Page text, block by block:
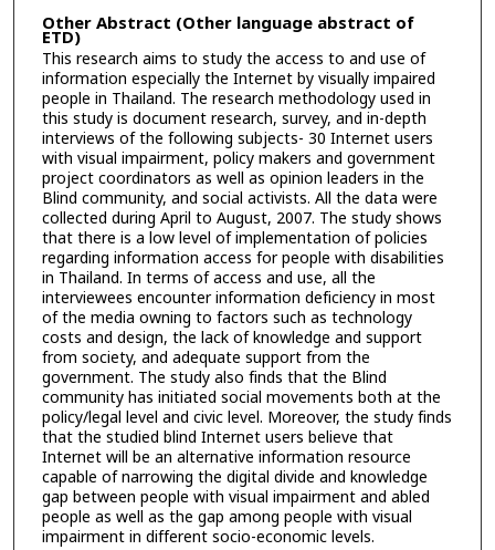
Other Abstract (Other language abstract of
ETD)
This research aims to study the access to and use of
information especially the Internet by visually impaired
people in Thailand. The research methodology used in
this study is document research, survey, and in-depth
interviews of the following subjects- 30 Internet users
with visual impairment, policy makers and government
project coordinators as well as opinion leaders in the
Blind community, and social activists. All the data were
collected during April to August, 2007. The study shows
that there is a low level of implementation of policies
regarding information access for people with disabilities
in Thailand. In terms of access and use, all the
interviewees encounter information deficiency in most
of the media owning to factors such as technology
costs and design, the lack of knowledge and support
from society, and adequate support from the
government. The study also finds that the Blind
community has initiated social movements both at the
policy/legal level and civic level. Moreover, the study finds
that the studied blind Internet users believe that
Internet will be an alternative information resource
capable of narrowing the digital divide and knowledge
gap between people with visual impairment and abled
people as well as the gap among people with visual
impairment in different socio-economic levels.